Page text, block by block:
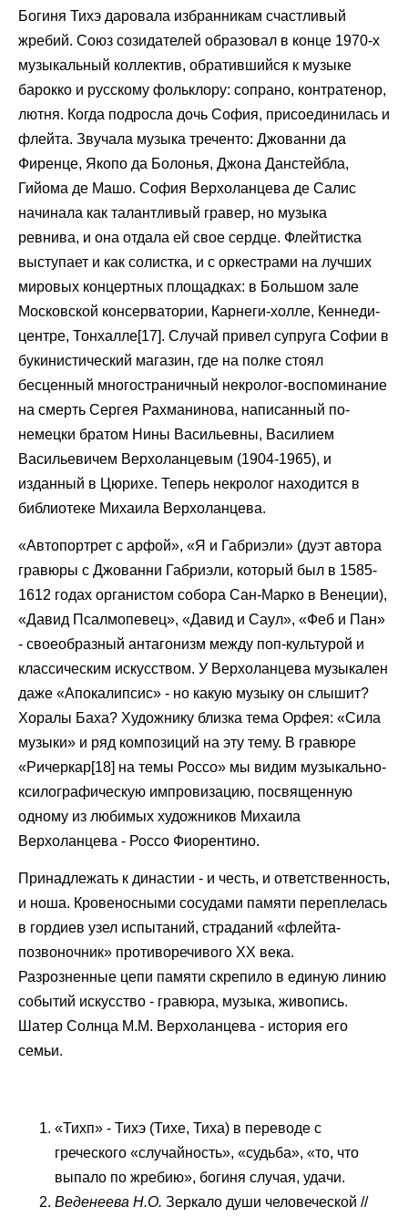
Богиня Тихэ даровала избранникам счастливый
жребий. Союз созидателей образовал в конце 1970-х
музыкальный коллектив, обратившийся к музыке
барокко и русскому фольклору: сопрано, контратенор,
лютня. Когда подросла дочь София, присоединилась и
флейта. Звучала музыка треченто: Джованни да
Фиренце, Якопо да Болонья, Джона Данстейбла,
Гийома де Машо. София Верхоланцева де Салис
начинала как талантливый гравер, но музыка
ревнива, и она отдала ей свое сердце. Флейтистка
выступает и как солистка, и с оркестрами на лучших
мировых концертных площадках: в Большом зале
Московской консерватории, Карнеги-холле, Кеннеди-
центре, Тонхалле[17]. Случай привел супруга Софии в
букинистический магазин, где на полке стоял
бесценный многостраничный некролог-воспоминание
на смерть Сергея Рахманинова, написанный по-
немецки братом Нины Васильевны, Василием
Васильевичем Верхоланцевым (1904-1965), и
изданный в Цюрихе. Теперь некролог находится в
библиотеке Михаила Верхоланцева.
«Автопортрет с арфой», «Я и Габриэли» (дуэт автора
гравюры с Джованни Габриэли, который был в 1585-
1612 годах органистом собора Сан-Марко в Венеции),
«Давид Псалмопевец», «Давид и Саул», «Феб и Пан»
- своеобразный антагонизм между поп-культурой и
классическим искусством. У Верхоланцева музыкален
даже «Апокалипсис» - но какую музыку он слышит?
Хоралы Баха? Художнику близка тема Орфея: «Сила
музыки» и ряд композиций на эту тему. В гравюре
«Ричеркар[18] на темы Россо» мы видим музыкально-
ксилографическую импровизацию, посвященную
одному из любимых художников Михаила
Верхоланцева - Россо Фиорентино.
Принадлежать к династии - и честь, и ответственность,
и ноша. Кровеносными сосудами памяти переплелась
в гордиев узел испытаний, страданий «флейта-
позвоночник» противоречивого XX века.
Разрозненные цепи памяти скрепило в единую линию
событий искусство - гравюра, музыка, живопись.
Шатер Солнца М.М. Верхоланцева - история его
семьи.
«Тихп» - Тихэ (Тихе, Тиха) в переводе с
греческого «случайность», «судьба», «то, что
выпало по жребию», богиня случая, удачи.
Веденеева Н.О. Зеркало души человеческой //